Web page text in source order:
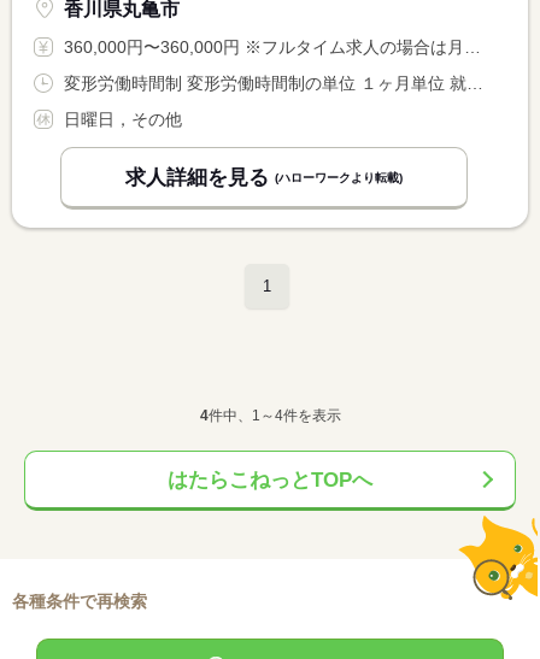
香川県丸亀市
360,000円〜360,000円 ※フルタイム求人の場合は月額（換算額）、パート求人の場合は時間額を表示しています。
日曜日，その他
求人詳細を見る (ハローワークより転載)
1
4件中、1～4件を表示
はたらこねっとTOPへ
各種条件で再検索